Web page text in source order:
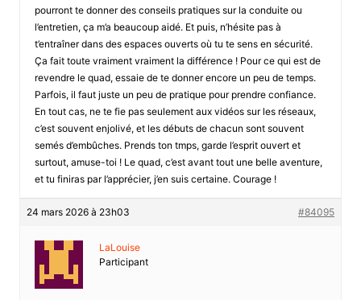
pourront te donner des conseils pratiques sur la conduite ou
l’entretien, ça m’a beaucoup aidé. Et puis, n’hésite pas à
t’entraîner dans des espaces ouverts où tu te sens en sécurité.
Ça fait toute vraiment vraiment la différence ! Pour ce qui est de
revendre le quad, essaie de te donner encore un peu de temps.
Parfois, il faut juste un peu de pratique pour prendre confiance.
En tout cas, ne te fie pas seulement aux vidéos sur les réseaux,
c’est souvent enjolivé, et les débuts de chacun sont souvent
semés d’embûches. Prends ton tmps, garde l’esprit ouvert et
surtout, amuse-toi ! Le quad, c’est avant tout une belle aventure,
et tu finiras par l’apprécier, j’en suis certaine. Courage !
24 mars 2026 à 23h03 #84095
LaLouise
Participant